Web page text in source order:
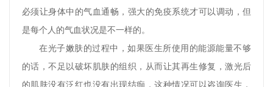
必须让身体中的气血通畅，强大的免疫系统才可以调动，但
是每个人的气血状况是不一样的。
在光子嫩肤的过程中，如果医生所使用的能源能量不够
的话，不足以破坏肌肤的组织，从而让其再生修复，激光后
的肌肤没有泛红也没有出现结痂，这种情况可以咨询医生，